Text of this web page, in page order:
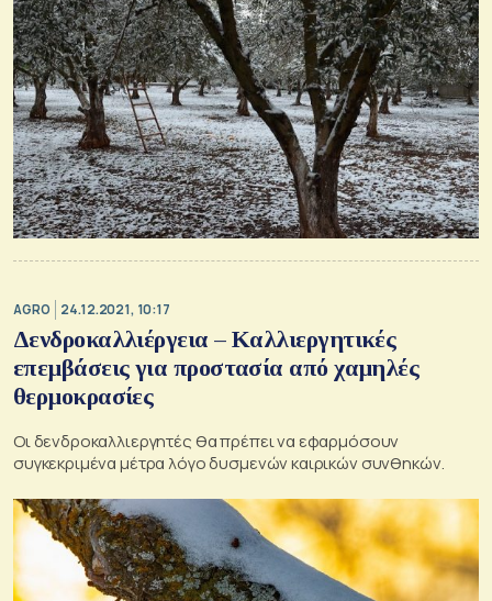
AGRO 24.12.2021, 10:17
Δενδροκαλλιέργεια – Καλλιεργητικές
επεμβάσεις για προστασία από χαμηλές
θερμοκρασίες
Οι δενδροκαλλιεργητές θα πρέπει να εφαρμόσουν
συγκεκριμένα μέτρα λόγο δυσμενών καιρικών συνθηκών.